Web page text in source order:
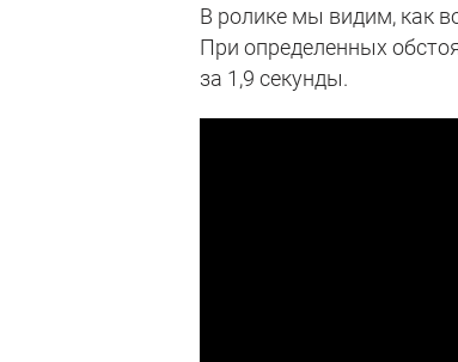
В ролике мы видим, как
При определенных
за 1,9 секунды.